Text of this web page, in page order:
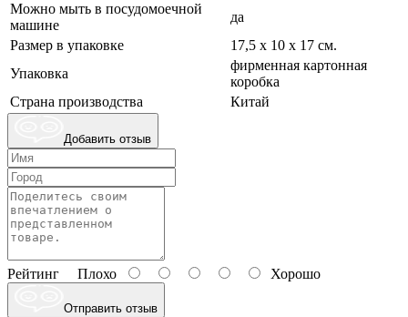
Можно мыть в посудомоечной
машине
да
Размер в упаковке
17,5 х 10 х 17 см.
Упаковка
фирменная картонная
коробка
Страна производства
Китай
Добавить отзыв
Рейтинг Плохо Хорошо
Отправить отзыв